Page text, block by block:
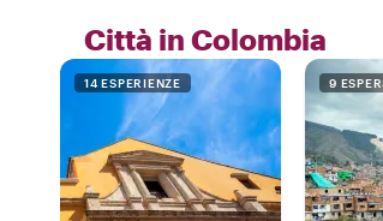
Città in Colombia
14 ESPERIENZE 9